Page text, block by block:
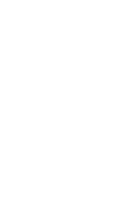
strictly related with canyon or
RAFFLE winners."